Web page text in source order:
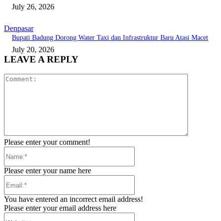
July 26, 2026
Denpasar
Bupati Badung Dorong Water Taxi dan Infrastruktur Baru Atasi Macet
July 20, 2026
LEAVE A REPLY
Please enter your comment!
Please enter your name here
You have entered an incorrect email address!
Please enter your email address here